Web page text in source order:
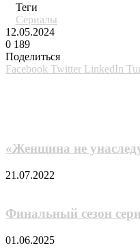
Теги
Сериалы
12.05.2024
0 189
Поделиться
Facebook Twitter LinkedIn
«Женщина не
21.07.2022
Финальный сезон
01.06.2025